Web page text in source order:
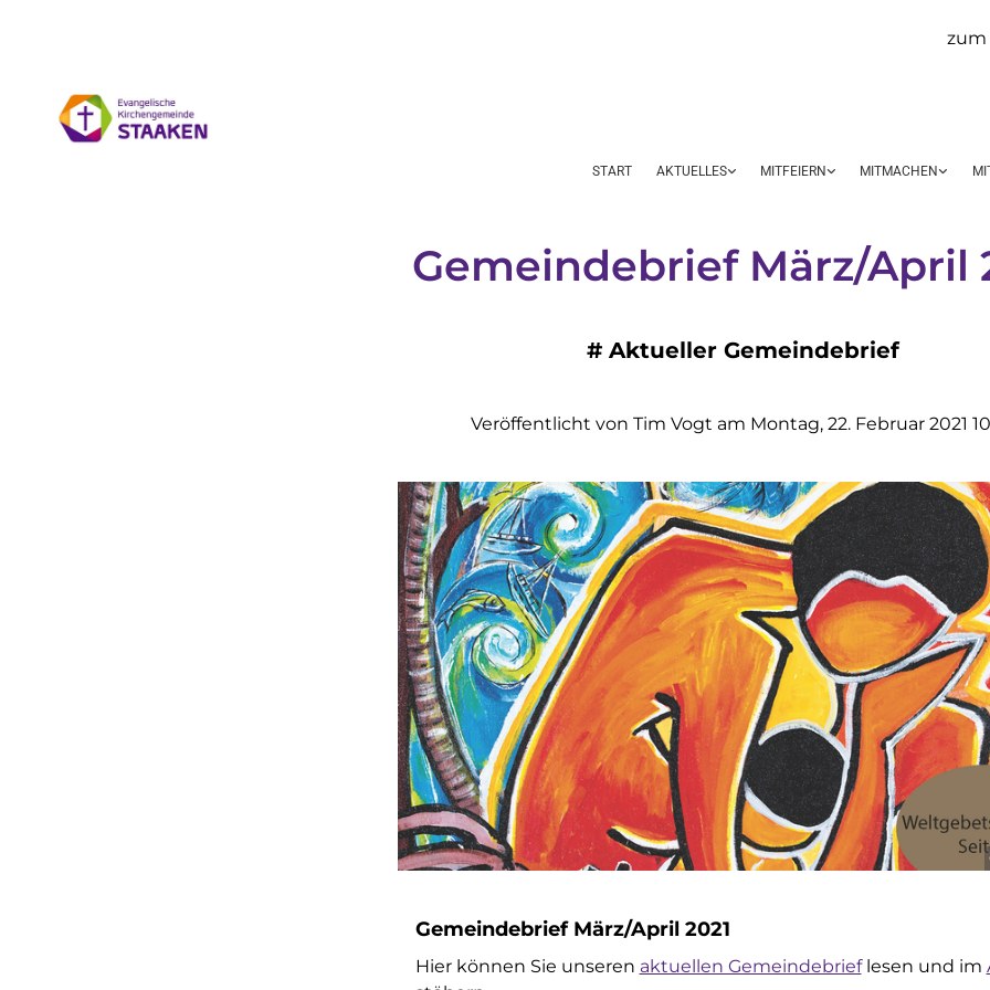
zum
START AKTUELLES MITFEIERN MITMACHEN
Gemeindebrief März/April
# Aktueller Gemeindebrief
Veröffentlicht von Tim Vogt am Montag, 22. Februar 2021
Gemeindebrief März/April 2021
Hier können Sie unseren aktuellen Gemeindebrieflesen und im